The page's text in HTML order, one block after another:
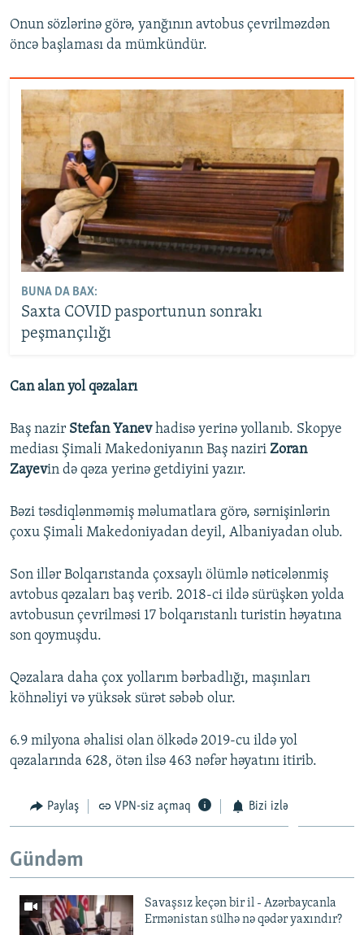
Onun sözlərinə görə, yanğının avtobus çevrilməzdən
öncə başlaması da mümkündür.
BUNA DA BAX:
Saxta COVID pasportunun sonrakı
peşmançılığı
Can alan yol qəzaları
Baş nazir Stefan Yanevhadisə yerinə yollanıb. Skopye
mediası Şimali Makedoniyanın Baş naziri Zoran
Zayevin də qəza yerinə getdiyini yazır.
Bəzi təsdiqlənməmiş məlumatlara görə, sərnişinlərin
çoxu Şimali Makedoniyadan deyil, Albaniyadan olub.
Son illər Bolqarıstanda çoxsaylı ölümlə nəticələnmiş
avtobus qəzaları baş verib. 2018-ci ildə sürüşkən yolda
avtobusun çevrilməsi 17 bolqarıstanlı turistin həyatına
son qoymuşdu.
Qəzalara daha çox yollarım bərbadlığı, maşınları
köhnəliyi və yüksək sürət səbəb olur.
6.9 milyona əhalisi olan ölkədə 2019-cu ildə yol
qəzalarında 628, ötən ilsə 463 nəfər həyatını itirib.
Paylaş VPN-siz açmaq Bizi izlə
Gündəm
Savaşsız keçən bir il - Azərbaycanla
Ermənistan sülhə nə qədər yaxındır?